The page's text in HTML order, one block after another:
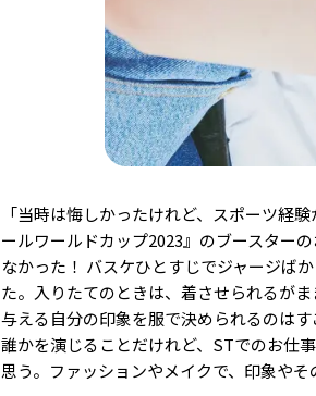
「当時は悔しかったけれど、スポーツ経
ールワールドカップ2023』のブースター
なかった！ バスケひとすじでジャージば
た。入りたてのときは、着させられるが
与える自分の印象を服で決められるのは
誰かを演じることだけれど、STでのお仕
思う。ファッションやメイクで、印象や